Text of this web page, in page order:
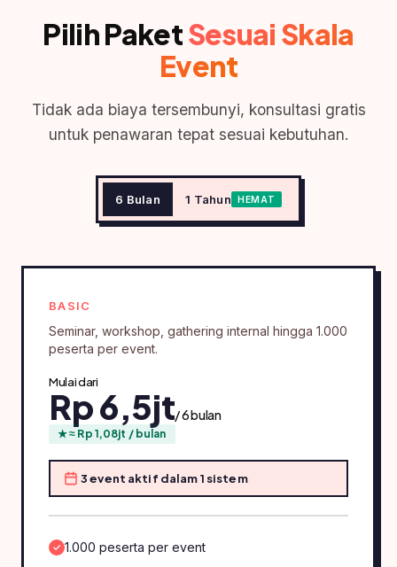
Pilih PaketSesuai Skala
Event
Tidak ada biaya tersembunyi, konsultasi gratis
untuk penawaran tepat sesuai kebutuhan.
6 Bulan 1 Tahun HEMAT
BASIC
Seminar, workshop, gathering internal hingga 1.000
peserta per event.
Mulai dari
Rp 6,5jt/ 6 bulan
★ ≈ Rp 1,08jt / bulan
3 event aktif dalam 1 sistem
1.000 peserta per event